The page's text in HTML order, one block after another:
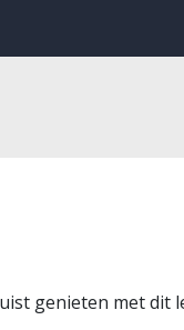
genieten met dit